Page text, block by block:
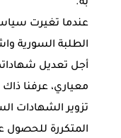
به.
عندما تغيرت سياسة
الطلبة السورية
أجل تعديل
معياري، عرفنا ذاك
تزوير الشهادات
المتكررة للحصول